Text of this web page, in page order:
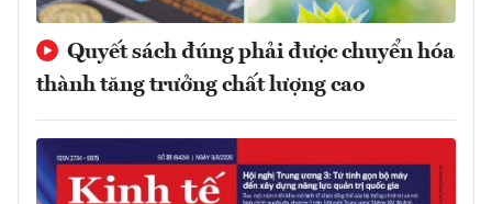
Quyết sách đúng phải được chuyển hóa
thành tăng trưởng chất lượng cao